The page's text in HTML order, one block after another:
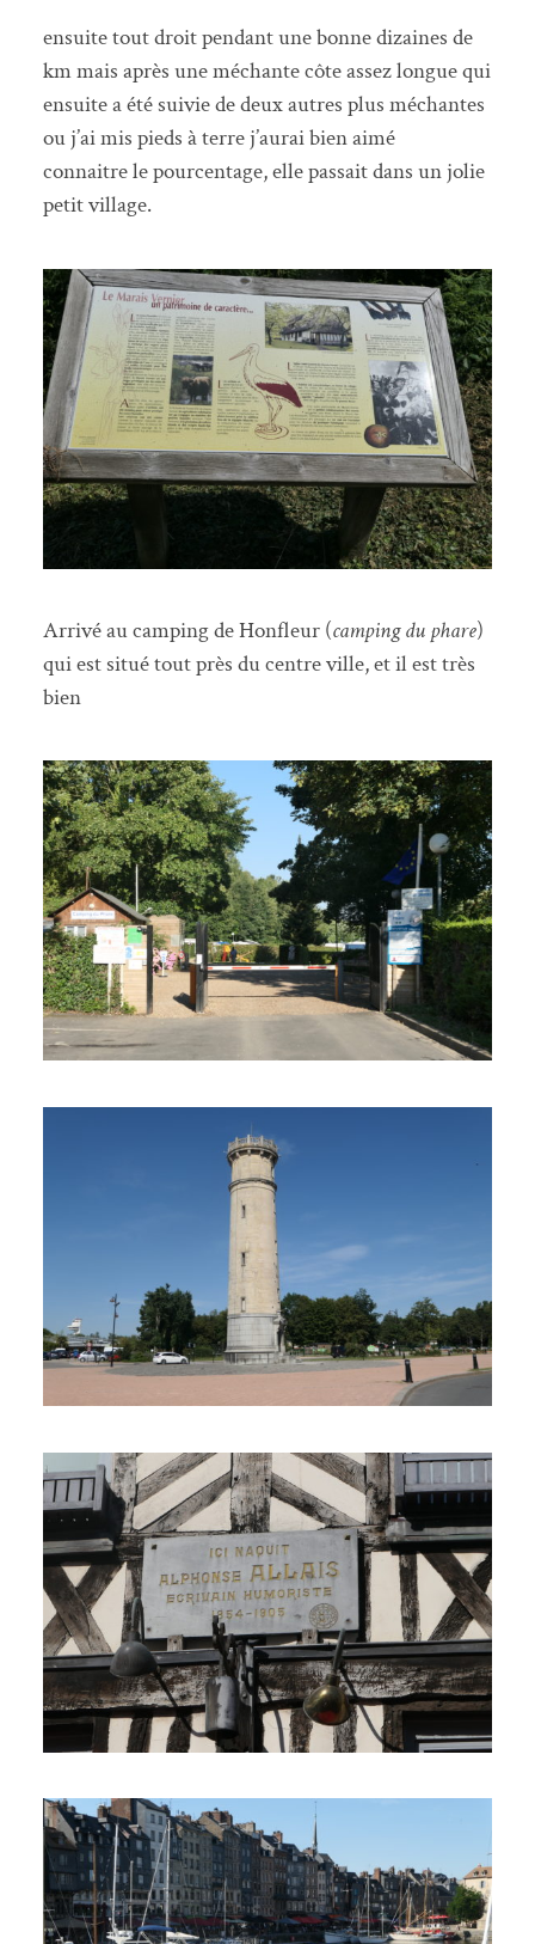
ensuite tout droit pendant une bonne dizaines de
km mais après une méchante côte assez longue qui
ensuite a été suivie de deux autres plus méchantes
ou j’ai mis pieds à terre j’aurai bien aimé
connaitre le pourcentage, elle passait dans un jolie
petit village.
Arrivé au camping de Honfleur (camping du phare)
qui est situé tout près du centre ville, et il est très
bien